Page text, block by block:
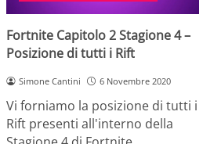
Fortnite Capitolo 2 Stagione 4 –
Posizione di tutti i Rift
Simone Cantini 6 Novembre 2020
Vi forniamo la posizione di tutti i
Rift presenti all'interno della